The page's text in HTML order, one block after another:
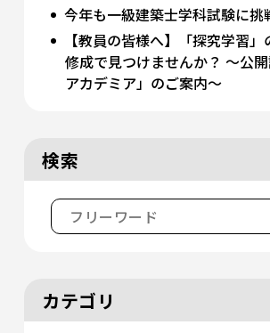
今年も一級建築士学科試験に挑
【教員の皆様へ】「探究学習」
修成で見つけませんか？ 〜公
アカデミア」のご案内〜
検索
カテゴリ